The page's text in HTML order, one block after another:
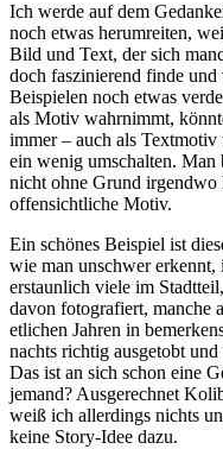
Ich werde auf dem
noch etwas herumreiten,
Bild und Text, der sich
doch faszinierend finde
Beispielen noch etwas
als Motiv wahrnimmt,
immer – auch als
ein wenig umschalten.
nicht ohne Grund irgendwo
offensichtliche Motiv.
Ein schönes Beispiel ist
wie man unschwer
erstaunlich viele im
davon fotografiert, manche
etlichen Jahren in
nachts richtig ausgetobt
Das ist an sich schon eine
jemand? Ausgerechnet
weiß ich allerdings nichts
keine Story-Idee dazu.